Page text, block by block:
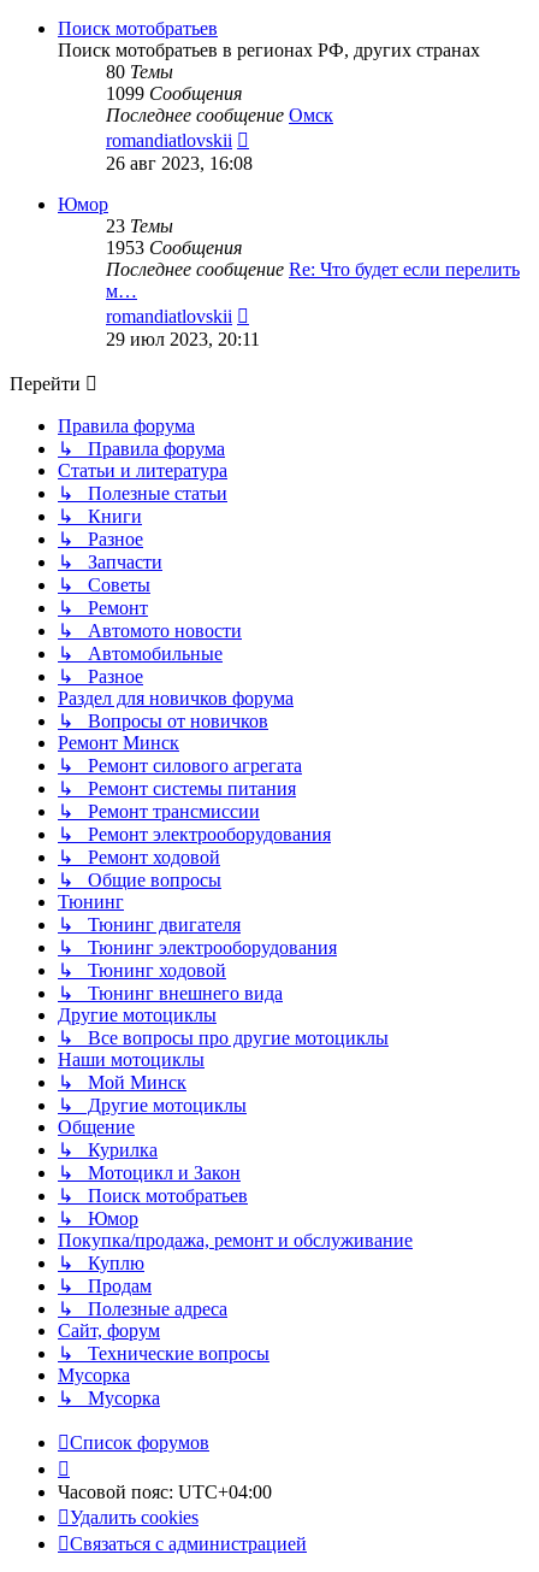
Поиск мотобратьев
Поиск мотобратьев в регионах РФ, других странах
80 Темы
1099 Сообщения
Последнее сообщение Омск
romandiatlovskii
к
26 авг 2023, 16:08
Юмор
23 Темы
1953 Сообщения
Последнее сообщение Re: Что будет если перелить
м…
romandiatlovskii
к
29 июл 2023, 20:11
Перейти
Правила форума
↳ Правила форума
Статьи и литература
↳ Полезные статьи
↳ Книги
↳ Разное
↳ Запчасти
↳ Советы
↳ Ремонт
↳ Автомото новости
↳ Автомобильные
↳ Разное
Раздел для новичков форума
↳ Вопросы от новичков
Ремонт Минск
↳ Ремонт силового агрегата
↳ Ремонт системы питания
↳ Ремонт трансмиссии
↳ Ремонт электрооборудования
↳ Ремонт ходовой
↳ Общие вопросы
Тюнинг
↳ Тюнинг двигателя
↳ Тюнинг электрооборудования
↳ Тюнинг ходовой
↳ Тюнинг внешнего вида
Другие мотоциклы
↳ Все вопросы про другие мотоциклы
Наши мотоциклы
↳ Мой Минск
↳ Другие мотоциклы
Общение
↳ Курилка
↳ Мотоцикл и Закон
↳ Поиск мотобратьев
↳ Юмор
Покупка/продажа, ремонт и обслуживание
↳ Куплю
↳ Продам
↳ Полезные адреса
Сайт, форум
↳ Технические вопросы
Мусорка
↳ Мусорка
Список форумов
Часовой пояс: UTC+04:00
Удалить cookies
Связаться с администрацией